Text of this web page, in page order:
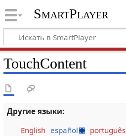
SmartPlayer
TouchContent
Другие языки:
English español português